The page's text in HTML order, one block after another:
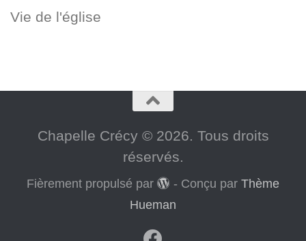
Vie de l'église
Chapelle Crécy © 2026. Tous droits
réservés.
Fièrement propulsé par - Conçu par Thème
Hueman